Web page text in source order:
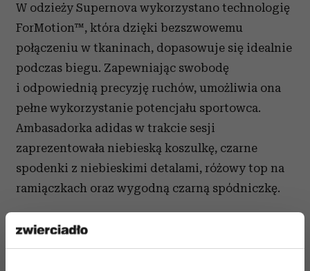
W odzieży Supernova wykorzystano technologię
ForMotion™, która dzięki bezszwowemu
połączeniu w tkaninach, dopasowuje się idealnie
podczas biegu. Zapewniając swobodę
i odpowiednią precyzję ruchów, umożliwia ona
pełne wykorzystanie potencjału sportowca.
Ambasadorka adidas w trakcie sesji
zaprezentowała niebieską koszulkę, czarne
spodenki z niebieskimi detalami, różowy top na
ramiączkach oraz wygodną czarną spódniczkę.